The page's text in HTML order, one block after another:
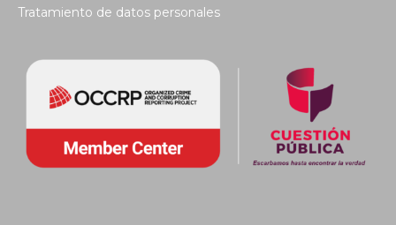
Tratamiento de datos personales